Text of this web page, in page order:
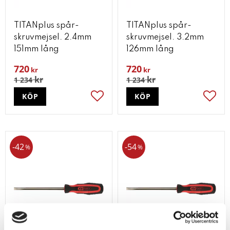
TITANplus spår-
skruvmejsel. 2.4mm
151mm lång
720 kr
1 234kr
Lägg till i favoriter
KÖP
TITANplus spår-
skruvmejsel. 3.2mm
126mm lång
720 kr
1 234kr
KÖP
42% 54%